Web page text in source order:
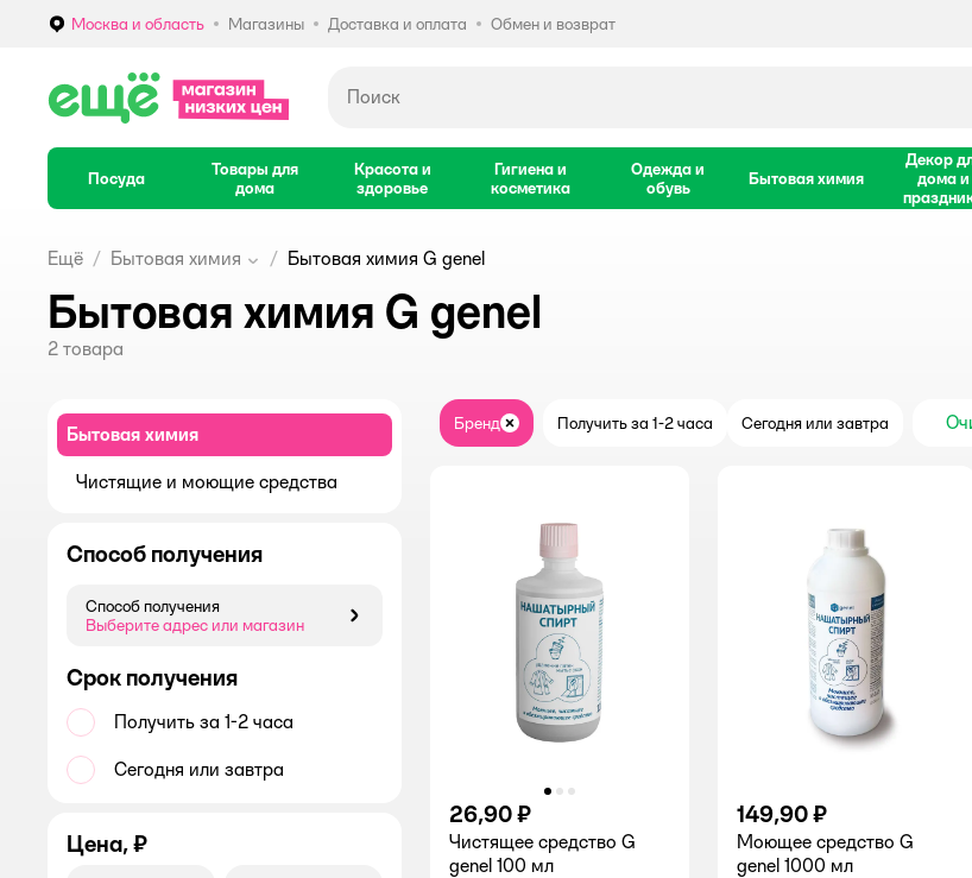
Выбор адреса доставки.
Москва и область Магазины Доставка и оплата Обмен и возврат
Посуда
Товары для
дома
Красота и
здоровье
Гигиена и
косметика
Одежда и
обувь
Бытовая химия
Декор
дома и
Ещё Бытовая химия Бытовая химия G genel
Бытовая химия G genel
2 товара
Бренд ЗакрытьПолучить за 1-2 часа Сегодня или завтра
26,90 ₽
Чистящее средство G
genel 100 мл
149,90 ₽
Моющее средство G
genel 1000 мл
Бытовая химия
Чистящие и моющие средства
Способ получения
Способ получения
Выберите адрес или магазин
Способ получения
Срок получения
Получить за 1-2 часа
Сегодня или завтра
Цена, ₽